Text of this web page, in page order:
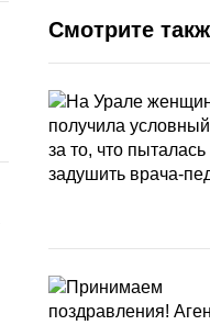
Смотрите